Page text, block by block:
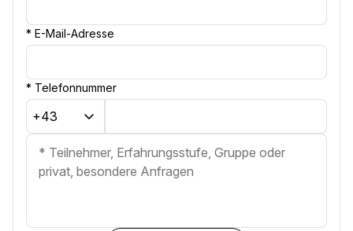
* E-Mail-Adresse
* Telefonnummer